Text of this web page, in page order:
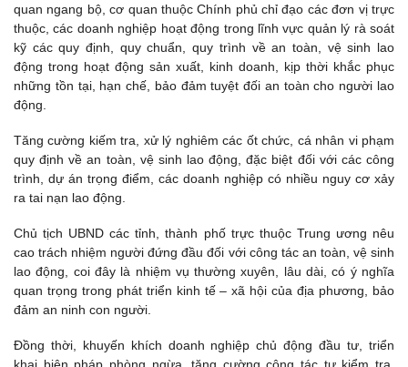
quan ngang bộ, cơ quan thuộc Chính phủ chỉ đạo các đơn vị trực
thuộc, các doanh nghiệp hoạt động trong lĩnh vực quản lý rà soát
kỹ các quy định, quy chuẩn, quy trình về an toàn, vệ sinh lao
động trong hoạt động sản xuất, kinh doanh, kịp thời khắc phục
những tồn tại, hạn chế, bảo đảm tuyệt đối an toàn cho người lao
động.
Tăng cường kiếm tra, xử lý nghiêm các ốt chức, cá nhân vi phạm
quy định về an toàn, vệ sinh lao động, đặc biệt đối với các công
trình, dự án trọng điểm, các doanh nghiệp có nhiều nguy cơ xảy
ra tai nạn lao động.
Chủ tịch UBND các tỉnh, thành phố trực thuộc Trung ương nêu
cao trách nhiệm người đứng đầu đối với công tác an toàn, vệ sinh
lao động, coi đây là nhiệm vụ thường xuyên, lâu dài, có ý nghĩa
quan trọng trong phát triển kinh tế – xã hội của địa phương, bảo
đảm an ninh con người.
Đồng thời, khuyến khích doanh nghiệp chủ động đầu tư, triển